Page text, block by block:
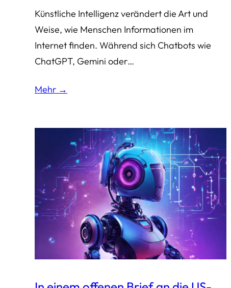
Künstliche Intelligenz verändert die Art und
Weise, wie Menschen Informationen im
Internet finden. Während sich Chatbots wie
ChatGPT, Gemini oder…
Mehr →